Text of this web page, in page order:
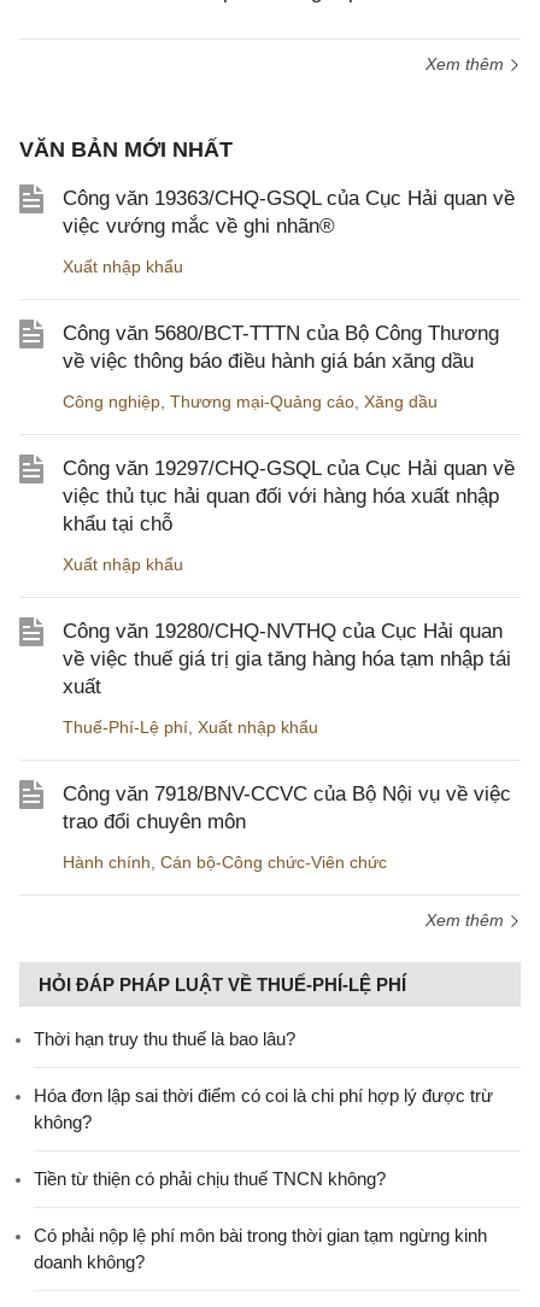
Xem thêm
VĂN BẢN MỚI NHẤT
Công văn 19363/CHQ-GSQL của Cục Hải quan về
việc vướng mắc về ghi nhãn®
Xuất nhập khẩu
Công văn 5680/BCT-TTTN của Bộ Công Thương
về việc thông báo điều hành giá bán xăng dầu
Công nghiệp Thương mại-Quảng cáo Xăng dầu
Công văn 19297/CHQ-GSQL của Cục Hải quan về
việc thủ tục hải quan đối với hàng hóa xuất nhập
khẩu tại chỗ
Xuất nhập khẩu
Công văn 19280/CHQ-NVTHQ của Cục Hải quan
về việc thuế giá trị gia tăng hàng hóa tạm nhập tái
xuất
Thuế-Phí-Lệ phí Xuất nhập khẩu
Công văn 7918/BNV-CCVC của Bộ Nội vụ về việc
trao đổi chuyên môn
Hành chính Cán bộ-Công chức-Viên chức
Xem thêm
HỎI ĐÁP PHÁP LUẬT VỀ THUẾ-PHÍ-LỆ PHÍ
Thời hạn truy thu thuế là bao lâu?
Hóa đơn lập sai thời điểm có coi là chi phí hợp lý được trừ
không?
Tiền từ thiện có phải chịu thuế TNCN không?
Có phải nộp lệ phí môn bài trong thời gian tạm ngừng kinh
doanh không?